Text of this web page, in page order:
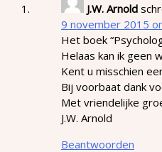
J.W. Arnold
9 november 2015
Het boek
Helaas kan ik geen
Kent u misschien
Bij voorbaat dank
Met vriendelijke
J.W. Arnold
Beantwoorden